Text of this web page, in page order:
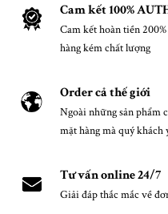
Cam kết 100%
Cam kết hoàn tiền
hàng kém chất lượng
Order cả thế giới
Ngoài những sản phẩm
mặt hàng mà quý khách
Tư vấn online 24/7
Giải đáp thắc mắc về